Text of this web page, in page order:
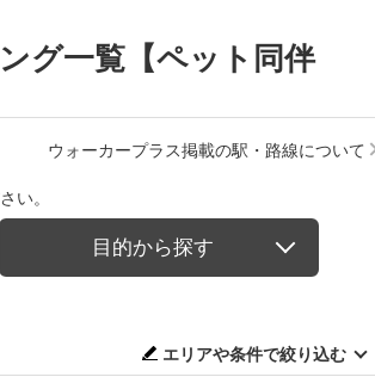
グ一覧【ペット同伴
ウォーカープラス掲載の駅・路線について
い。
目的から探す
エリアや条件で絞り込む